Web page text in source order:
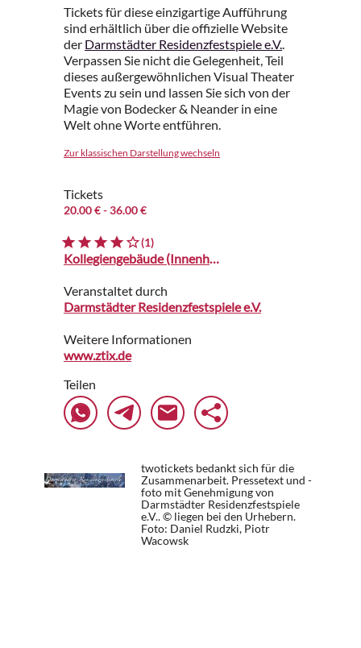
Tickets für diese einzigartige Aufführung
sind erhältlich über die offizielle Website
der Darmstädter Residenzfestspiele e.V..
Verpassen Sie nicht die Gelegenheit, Teil
dieses außergewöhnlichen Visual Theater
Events zu sein und lassen Sie sich von der
Magie von Bodecker & Neander in eine
Welt ohne Worte entführen.
Zur klassischen Darstellung wechseln
Tickets
20.00 €- 36.00 €
(1)
Kollegiengebäude (Innenhof Regierungspräsidium)
Veranstaltet durch
Darmstädter Residenzfestspiele e.V.
Weitere Informationen
www.ztix.de
Teilen
twotickets bedankt sich für die
Zusammenarbeit. Pressetext und -
foto mit Genehmigung von
Darmstädter Residenzfestspiele
e.V.. © liegen bei den Urhebern.
Foto: Daniel Rudzki, Piotr
Wacowsk